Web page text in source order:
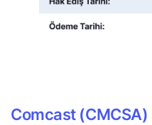
Comcast (CMCSA)